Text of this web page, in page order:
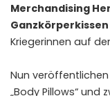
Merchandising
Ganzkörperkissen
Kriegerinnen auf
Nun
„Body Pillows“ und